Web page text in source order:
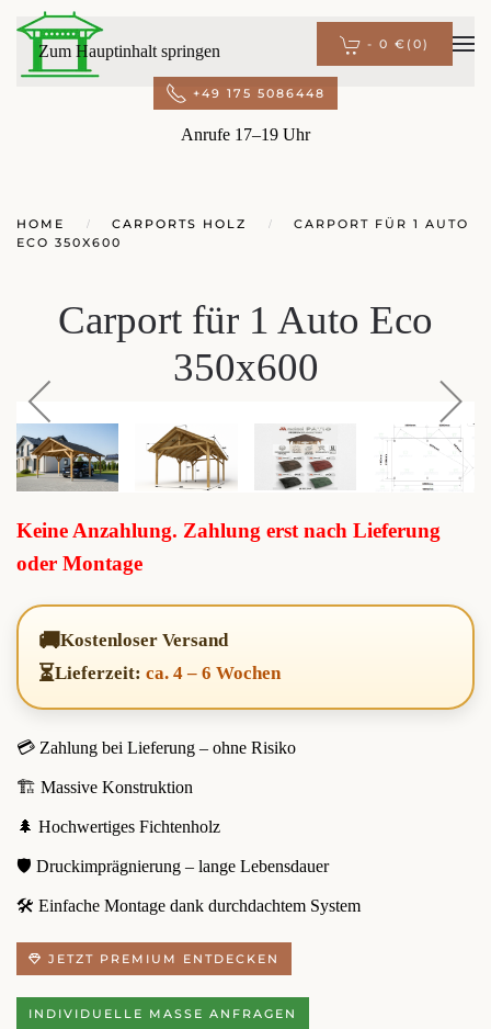
Zum Hauptinhalt springen - 0 € (0)
+49 175 5086448
Anrufe 17–19 Uhr
HOME CARPORTS HOLZ
CARPORT FÜR 1 AUTO
ECO 350X600
Carport für 1 Auto Eco
350x600
Keine Anzahlung. Zahlung erst nach Lieferung
oder Montage
🚚Kostenloser Versand
⏳Lieferzeit: ca. 4 – 6 Wochen
💳 Zahlung bei Lieferung – ohne Risiko
🏗️ Massive Konstruktion
🌲 Hochwertiges Fichtenholz
🛡️ Druckimprägnierung – lange Lebensdauer
🛠️ Einfache Montage dank durchdachtem System
JETZT PREMIUM ENTDECKEN
INDIVIDUELLE MASSE ANFRAGEN